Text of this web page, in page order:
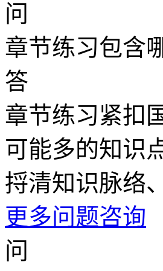
问
章节练习包含
答
章节练习紧扣
可能多的知识
捋清知识脉络
更多问题咨询
问